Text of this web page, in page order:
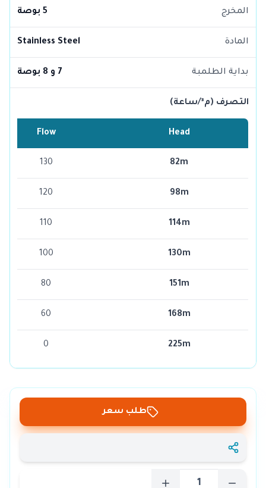
المخرج 5 بوصة
المادة Stainless Steel
بداية الطلمبة 7 و 8 بوصة
التصرف (م³/ساعة)
Head
Flow
82m
130
98m
120
114m
110
130m
100
151m
80
168m
60
225m
0
طلب سعر